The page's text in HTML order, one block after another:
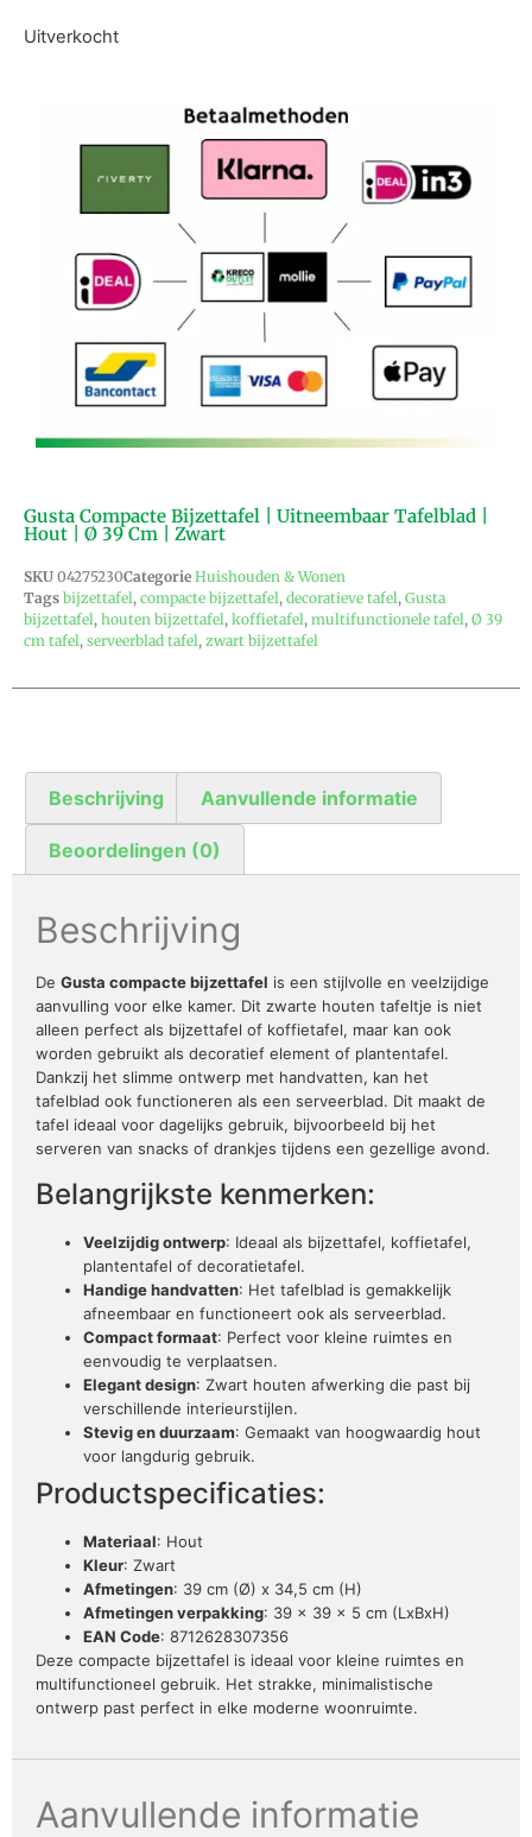
Uitverkocht
Gusta Compacte Bijzettafel | Uitneembaar Tafelblad |
Hout | Ø 39 Cm | Zwart
SKU 04275230Categorie Huishouden & Wonen
Tags bijzettafel, compacte bijzettafel, decoratieve tafel, Gusta
bijzettafel, houten bijzettafel, koffietafel, multifunctionele tafel, Ø 39
cm tafel, serveerblad tafel, zwart bijzettafel
Beschrijving Aanvullende informatie
Beoordelingen (0)
Beschrijving
De Gusta compacte bijzettafel is een stijlvolle en veelzijdige
aanvulling voor elke kamer. Dit zwarte houten tafeltje is niet
alleen perfect als bijzettafel of koffietafel, maar kan ook
worden gebruikt als decoratief element of plantentafel.
Dankzij het slimme ontwerp met handvatten, kan het
tafelblad ook functioneren als een serveerblad. Dit maakt de
tafel ideaal voor dagelijks gebruik, bijvoorbeeld bij het
serveren van snacks of drankjes tijdens een gezellige avond.
Belangrijkste kenmerken:
Veelzijdig ontwerp: Ideaal als bijzettafel, koffietafel,
plantentafel of decoratietafel.
Handige handvatten: Het tafelblad is gemakkelijk
afneembaar en functioneert ook als serveerblad.
Compact formaat: Perfect voor kleine ruimtes en
eenvoudig te verplaatsen.
Elegant design: Zwart houten afwerking die past bij
verschillende interieurstijlen.
Stevig en duurzaam: Gemaakt van hoogwaardig hout
voor langdurig gebruik.
Productspecificaties:
Materiaal: Hout
Kleur: Zwart
Afmetingen: 39 cm (Ø) x 34,5 cm (H)
Afmetingen verpakking: 39 x 39 x 5 cm (LxBxH)
EAN Code: 8712628307356
Deze compacte bijzettafel is ideaal voor kleine ruimtes en
multifunctioneel gebruik. Het strakke, minimalistische
ontwerp past perfect in elke moderne woonruimte.
Aanvullende informatie